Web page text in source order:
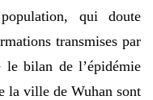
qui doute
transmises par
le bilan de l’épidémie
la ville de Wuhan sont